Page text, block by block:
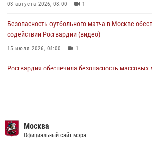
03 августа 2026, 08:00 1
Безопасность футбольного матча в Москве
содействии Росгвардии (видео)
15 июля 2026, 08:00 1
Росгвардия обеспечила безопасность массовых
чемпионат по самбо (виео)
15 июля 2026, 14:00 8
Москва
Официальный сайт мэра